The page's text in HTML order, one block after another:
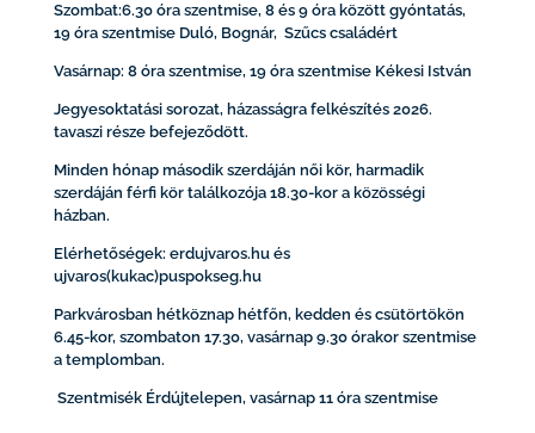
Szombat:6.30 óra szentmise, 8 és 9 óra között gyóntatás,
19 óra szentmise Duló, Bognár, Szűcs családért
Vasárnap: 8 óra szentmise, 19 óra szentmise Kékesi István
Jegyesoktatási sorozat, házasságra felkészítés 2026.
tavaszi része befejeződött.
Minden hónap második szerdáján női kör, harmadik
szerdáján férfi kör találkozója 18.30-kor a közösségi
házban.
Elérhetőségek: erdujvaros.hu és
ujvaros(kukac)puspokseg.hu
Parkvárosban hétköznap hétfőn, kedden és csütörtökön
6.45-kor, szombaton 17.30, vasárnap 9.30 órakor szentmise
a templomban.
Szentmisék Érdújtelepen, vasárnap 11 óra szentmise